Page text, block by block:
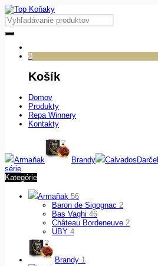
0
Košík
Domov
Produkty
Repa Winnery
Kontakty
Armaňak Brandy Calvados
série
Kategórie
Armaňak 56
Baron de Sigognac 2
Bas Vaghi 46
Château Bordeneuve 2
UBY 4
Brandy 1